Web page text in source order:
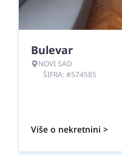
Bulevar
NOVI SAD
ŠIFRA: #574585
Više o nekretnini >